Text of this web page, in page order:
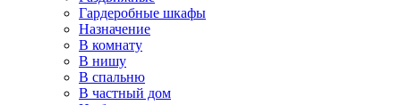
Гардеробные шкафы
Назначение
В комнату
В нишу
В спальню
В частный дом